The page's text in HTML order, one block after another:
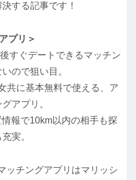
する記事です！
プリ＞
後すぐデートできるマッチン
ので狙い目。
共に基本無料で使える、ア
アプリ。
情報で10km以内の相手も探
実。
ッチングアプリはマリッシ